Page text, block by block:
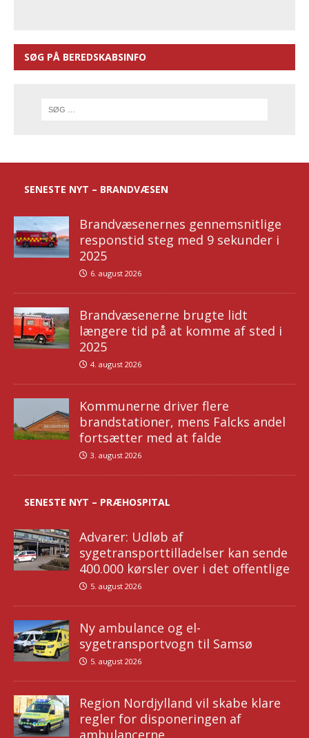
SØG PÅ BEREDSKABSINFO
SENESTE NYT – BRANDVÆSEN
Brandvæsenernes gennemsnitlige
responstid steg med 9 sekunder i
2025
6. august 2026
Brandvæsenerne brugte lidt
længere tid på at komme af sted i
2025
4. august 2026
Kommunerne driver flere
brandstationer, mens Falcks andel
fortsætter med at falde
3. august 2026
SENESTE NYT – PRÆHOSPITAL
Advarer: Udløb af
sygetransporttilladelser kan sende
400.000 kørsler over i det offentlige
5. august 2026
Ny ambulance og el-
sygetransportvogn til Samsø
5. august 2026
Region Nordjylland vil skabe klare
regler for disponeringen af